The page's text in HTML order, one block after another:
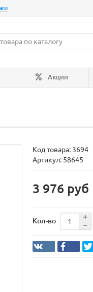
Акции
Код товара: 3694
Артикул: 58645
3 976 руб
Кол-во